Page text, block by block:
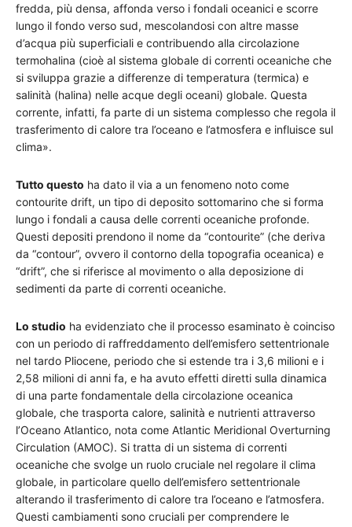
fredda, più densa, affonda verso i fondali oceanici e scorre
lungo il fondo verso sud, mescolandosi con altre masse
d’acqua più superficiali e contribuendo alla circolazione
termohalina (cioè al sistema globale di correnti oceaniche che
si sviluppa grazie a differenze di temperatura (termica) e
salinità (halina) nelle acque degli oceani) globale. Questa
corrente, infatti, fa parte di un sistema complesso che regola il
trasferimento di calore tra l’oceano e l’atmosfera e influisce sul
clima».
Tutto questo ha dato il via a un fenomeno noto come
contourite drift, un tipo di deposito sottomarino che si forma
lungo i fondali a causa delle correnti oceaniche profonde.
Questi depositi prendono il nome da “contourite” (che deriva
da “contour”, ovvero il contorno della topografia oceanica) e
“drift”, che si riferisce al movimento o alla deposizione di
sedimenti da parte di correnti oceaniche.
Lo studio ha evidenziato che il processo esaminato è coinciso
con un periodo di raffreddamento dell’emisfero settentrionale
nel tardo Pliocene, periodo che si estende tra i 3,6 milioni e i
2,58 milioni di anni fa, e ha avuto effetti diretti sulla dinamica
di una parte fondamentale della circolazione oceanica
globale, che trasporta calore, salinità e nutrienti attraverso
l’Oceano Atlantico, nota come Atlantic Meridional Overturning
Circulation (AMOC). Si tratta di un sistema di correnti
oceaniche che svolge un ruolo cruciale nel regolare il clima
globale, in particolare quello dell’emisfero settentrionale
alterando il trasferimento di calore tra l’oceano e l’atmosfera.
Questi cambiamenti sono cruciali per comprendere le